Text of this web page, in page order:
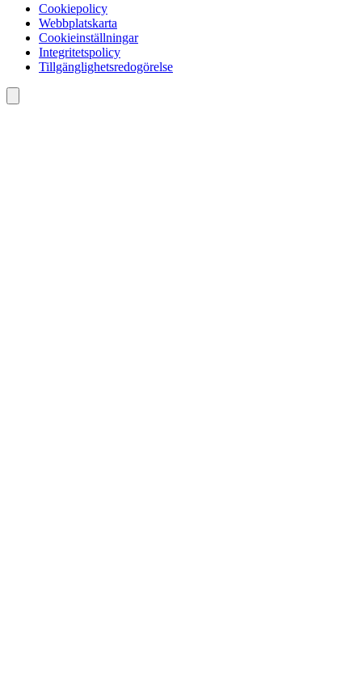
Cookiepolicy
Webbplatskarta
Cookieinställningar
Integritetspolicy
Tillgänglighetsredogörelse